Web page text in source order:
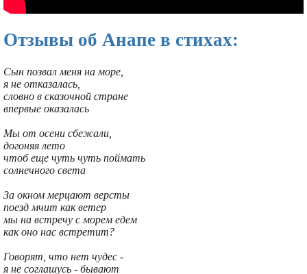
Отзывы об Анапе в стихах:
Сын позвал меня на море,
я не отказалась,
словно в сказочной стране
впервые оказалась
Мы от осени сбежали,
догоняя лето
чтоб еще чуть чуть поймать
солнечного света
За окном мерцают версты
поезд мчит как ветер
мы на встречу с морем едем
как оно нас встретит?
Говорят, что нет чудес -
я не соглашусь - бывают